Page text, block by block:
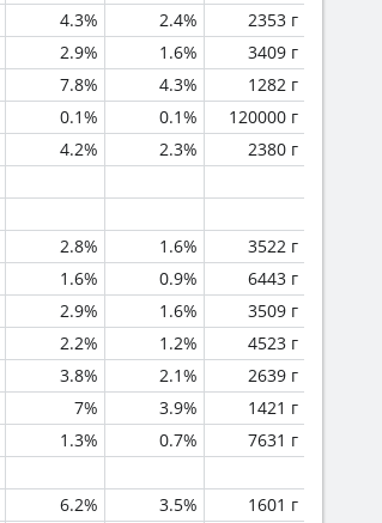
4.3% 2.4%
2353 г
2.9% 1.6%
3409 г
7.8% 4.3%
1282 г
0.1% 0.1%
120000 г
4.2% 2.3%
2380 г
2.8% 1.6%
3522 г
1.6% 0.9%
6443 г
2.9% 1.6%
3509 г
2.2% 1.2%
4523 г
3.8% 2.1%
2639 г
7% 3.9%
1421 г
1.3% 0.7% 7631 г
6.2% 3.5%
1601 г